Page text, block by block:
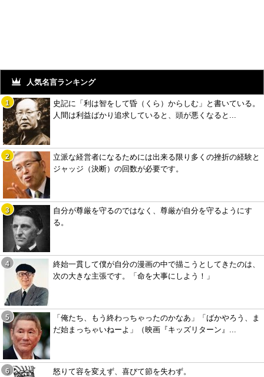
人気名言ランキング
史記に「利は智をして昏（くら）からしむ」と書いている。
人間は利益ばかり追求していると、頭が悪くなると...
立派な経営者になるためには出来る限り多くの挫折の経験と
ジャッジ（決断）の回数が必要です。
自分が尊厳を守るのではなく、尊厳が自分を守るようにす
る。
終始一貫して僕が自分の漫画の中で描こうとしてきたのは、
次の大きな主張です。「命を大事にしよう！」
「俺たち、もう終わっちゃったのかなあ」「ばかやろう、ま
だ始まっちゃいねーよ」（映画『キッズリターン』...
怒りて容を変えず、喜びて節を失わず。